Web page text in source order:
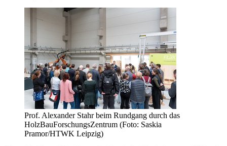
Prof. Alexander Stahr beim Rundgang durch das
HolzBauForschungsZentrum (Foto: Saskia
Pramor/HTWK Leipzig)